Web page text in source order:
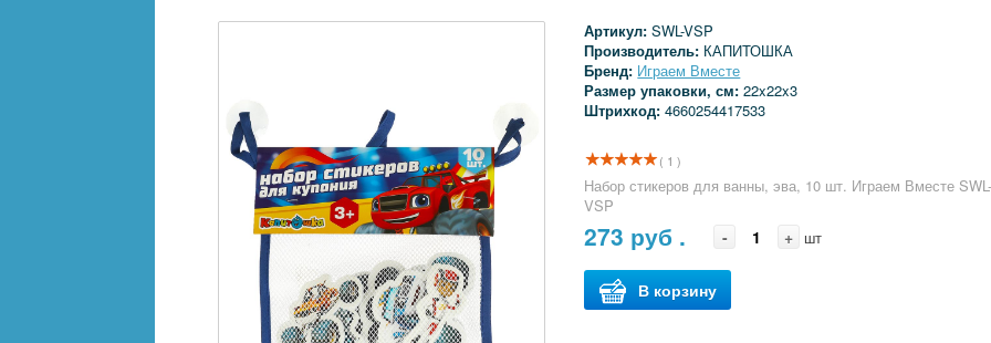
Артикул:SWL-VSP
Производитель: КАПИТОШКА
Бренд: Играем Вместе
Размер упаковки, см:22x22x3
Штрихкод:4660254417533
( 1 )
Набор стикеров для ванны, эва, 10 шт. Играем Вместе SWL-
VSP
273 руб . - + шт
В корзину